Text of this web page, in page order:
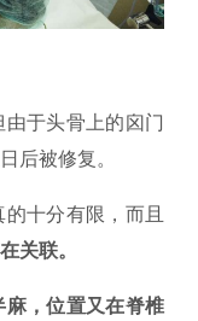
于头骨上的囟门
后被修复。
十分有限，而且
关联。
麻，位置又在脊椎